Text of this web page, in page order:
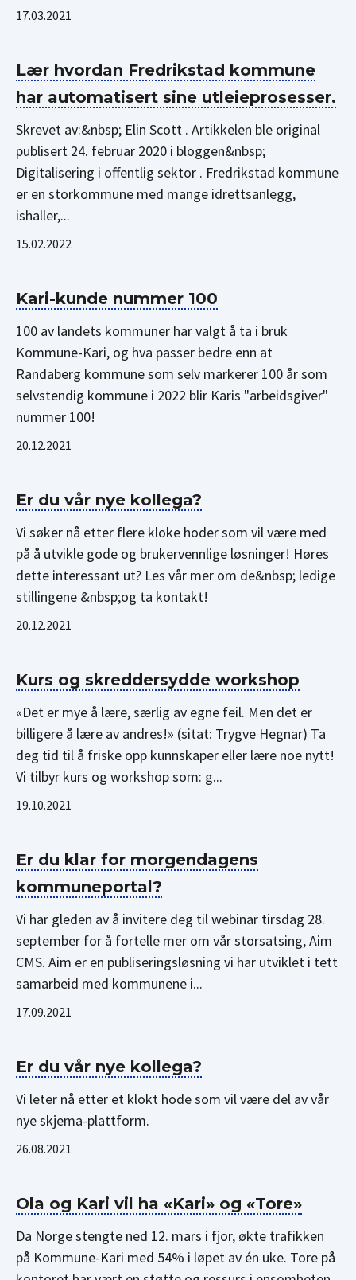
17.03.2021
Lær hvordan Fredrikstad kommune
har automatisert sine utleieprosesser.
Skrevet av:&nbsp; Elin Scott . Artikkelen ble original
publisert 24. februar 2020 i bloggen&nbsp;
Digitalisering i offentlig sektor . Fredrikstad kommune
er en storkommune med mange idrettsanlegg,
ishaller,...
15.02.2022
Kari-kunde nummer 100
100 av landets kommuner har valgt å ta i bruk
Kommune-Kari, og hva passer bedre enn at
Randaberg kommune som selv markerer 100 år som
selvstendig kommune i 2022 blir Karis "arbeidsgiver"
nummer 100!
20.12.2021
Er du vår nye kollega?
Vi søker nå etter flere kloke hoder som vil være med
på å utvikle gode og brukervennlige løsninger! Høres
dette interessant ut? Les vår mer om de&nbsp; ledige
stillingene &nbsp;og ta kontakt!
20.12.2021
Kurs og skreddersydde workshop
«Det er mye å lære, særlig av egne feil. Men det er
billigere å lære av andres!» (sitat: Trygve Hegnar) Ta
deg tid til å friske opp kunnskaper eller lære noe nytt!
Vi tilbyr kurs og workshop som: g...
19.10.2021
Er du klar for morgendagens
kommuneportal?
Vi har gleden av å invitere deg til webinar tirsdag 28.
september for å fortelle mer om vår storsatsing, Aim
CMS. Aim er en publiseringsløsning vi har utviklet i tett
samarbeid med kommunene i...
17.09.2021
Er du vår nye kollega?
Vi leter nå etter et klokt hode som vil være del av vår
nye skjema-plattform.
26.08.2021
Ola og Kari vil ha «Kari» og «Tore»
Da Norge stengte ned 12. mars i fjor, økte trafikken
på Kommune-Kari med 54% i løpet av én uke. Tore på